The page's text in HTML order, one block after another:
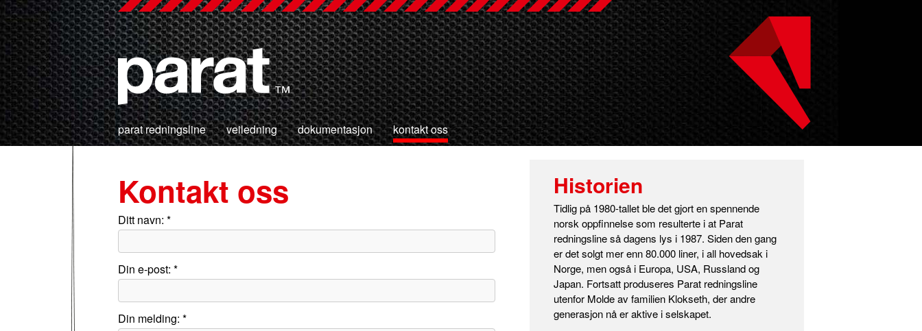
parat redningsline veiledning dokumentasjon kontakt oss
Kontakt oss
Ditt navn: *
Din e-post: *
Din melding: *
Historien
Tidlig på 1980-tallet ble det gjort en spennende
norsk oppfinnelse som resulterte i at Parat
redningsline så dagens lys i 1987. Siden den gang
er det solgt mer enn 80.000 liner, i all hovedsak i
Norge, men også i Europa, USA, Russland og
Japan. Fortsatt produseres Parat redningsline
utenfor Molde av familien Klokseth, der andre
generasjon nå er aktive i selskapet.